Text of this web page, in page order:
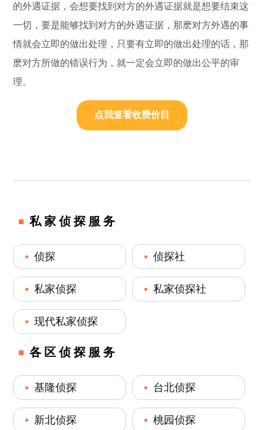
的外遇证据，会想要找到对方的外遇证据就是想要结束这
一切，要是能够找到对方的外遇证据，那麽对方外遇的事
情就会立即的做出处理，只要有立即的做出处理的话，那
麽对方所做的错误行为，就一定会立即的做出公平的审
理。
点我查看收费价目
私家侦探服务
侦探 侦探社
私家侦探 私家侦探社
现代私家侦探
各区侦探服务
基隆侦探 台北侦探
新北侦探 桃园侦探